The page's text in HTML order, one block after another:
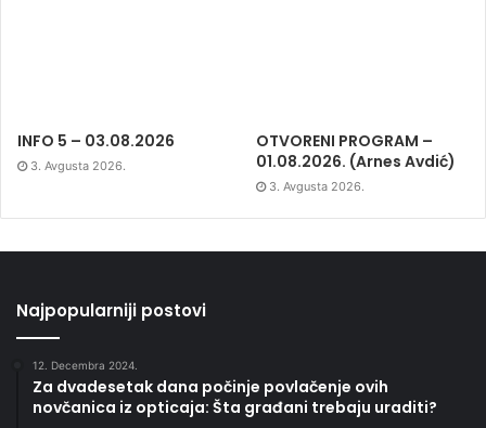
INFO 5 – 03.08.2026
3. Avgusta 2026.
OTVORENI PROGRAM –
01.08.2026. (Arnes Avdić)
3. Avgusta 2026.
Najpopularniji postovi
12. Decembra 2024.
Za dvadesetak dana počinje povlačenje ovih
novčanica iz opticaja: Šta građani trebaju uraditi?